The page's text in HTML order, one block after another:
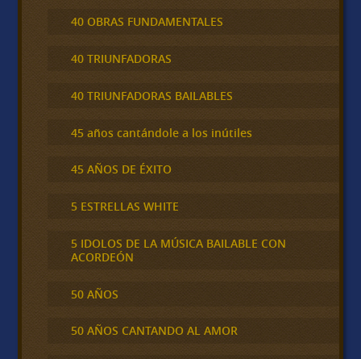
40 OBRAS FUNDAMENTALES
40 TRIUNFADORAS
40 TRIUNFADORAS BAILABLES
45 años cantándole a los inútiles
45 AÑOS DE ÉXITO
5 ESTRELLAS WHITE
5 IDOLOS DE LA MÚSICA BAILABLE CON
ACORDEÓN
50 AÑOS
50 AÑOS CANTANDO AL AMOR